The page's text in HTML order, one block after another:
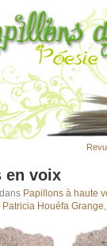
en voix
Papillons à haute
Patricia Houéfa Grange